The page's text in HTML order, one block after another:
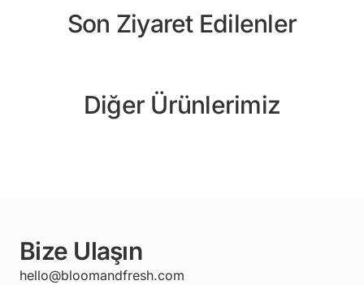
Son Ziyaret Edilenler
Diğer Ürünlerimiz
Bize Ulaşın
hello@bloomandfresh.com